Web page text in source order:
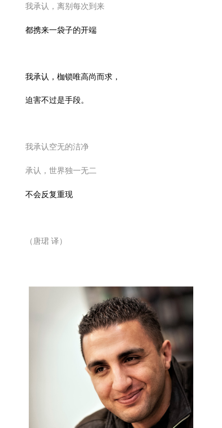
我承认，离别每次到来
都携来一袋子的开端
我承认，枷锁唯高尚而求，
迫害不过是手段。
我承认空无的洁净
承认，世界独一无二
不会反复重现
（唐珺 译）